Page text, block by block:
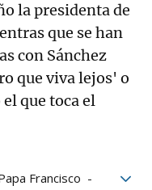
la presidenta de
que se han
con Sánchez
que viva lejos' o
que toca el
Francisco